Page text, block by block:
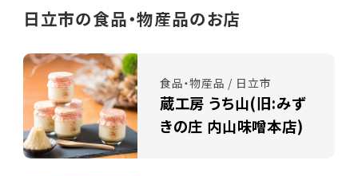
日立市の食品・物産品のお店
食品・物産品 / 日立市
蔵工房 うち山(旧:みず
きの庄 内山味噌本店)